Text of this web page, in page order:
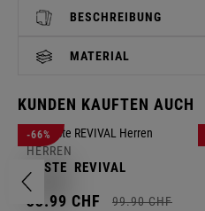
BESCHREIBUNG
MATERIAL
KUNDEN KAUFTEN AUCH
-66%
HERREN
WESTE REVIVAL
33.99 CHF 99.90 CHF